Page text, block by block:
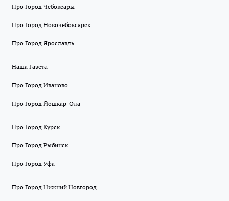
Про Город Чебоксары
Про Город Новочебоксарск
Про Город Ярославль
Наша Газета
Про Город Иваново
Про Город Йошкар-Ола
Про Город Курск
Про Город Рыбинск
Про Город Уфа
Про Город Нижний Новгород